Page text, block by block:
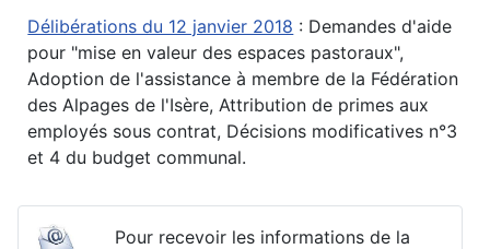
Délibérations du 12 janvier 2018 : Demandes d'aide
pour "mise en valeur des espaces pastoraux",
Adoption de l'assistance à membre de la Fédération
des Alpages de l'Isère, Attribution de primes aux
employés sous contrat, Décisions modificatives n°3
et 4 du budget communal.
Pour recevoir les informations de la